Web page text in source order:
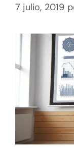
7 julio, 2019